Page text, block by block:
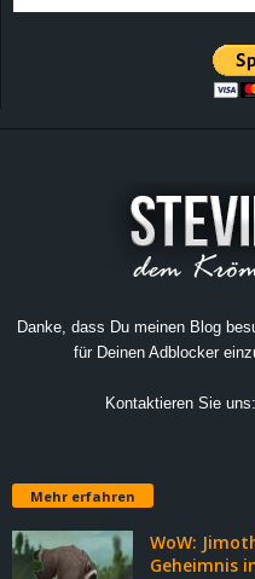
Danke, dass Du meinen Blog
für Deinen Adblocker
Kontaktieren Sie uns:
Mehr erfahren
WoW:
Geheimnis